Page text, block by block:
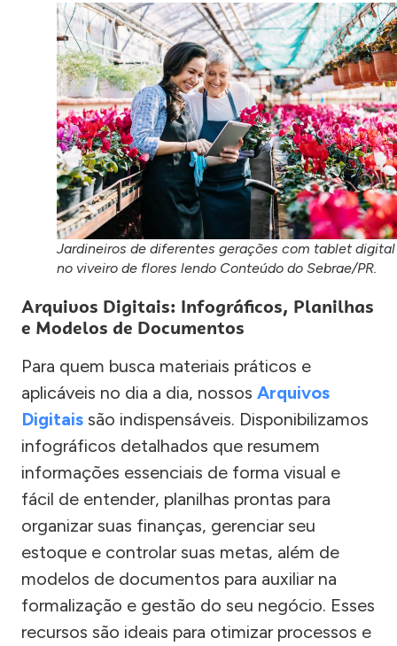
Jardineiros de diferentes gerações com tablet digital
no viveiro de flores lendo Conteúdo do Sebrae/PR.
Arquivos Digitais: Infográficos, Planilhas
e Modelos de Documentos
Para quem busca materiais práticos e
aplicáveis no dia a dia, nossos Arquivos
Digitais são indispensáveis. Disponibilizamos
infográficos detalhados que resumem
informações essenciais de forma visual e
fácil de entender, planilhas prontas para
organizar suas finanças, gerenciar seu
estoque e controlar suas metas, além de
modelos de documentos para auxiliar na
formalização e gestão do seu negócio. Esses
recursos são ideais para otimizar processos e